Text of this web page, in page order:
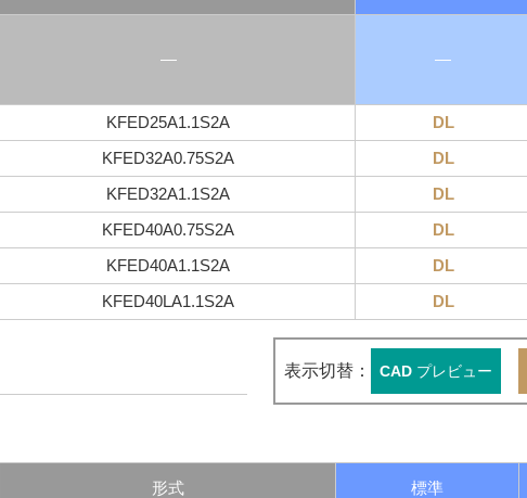
―
―
KFED25A1.1S2A DL
KFED32A0.75S2A DL
KFED32A1.1S2A DL
KFED40A0.75S2A DL
KFED40A1.1S2A DL
KFED40LA1.1S2A DL
表示切替： CADプレビュー
形式 標準